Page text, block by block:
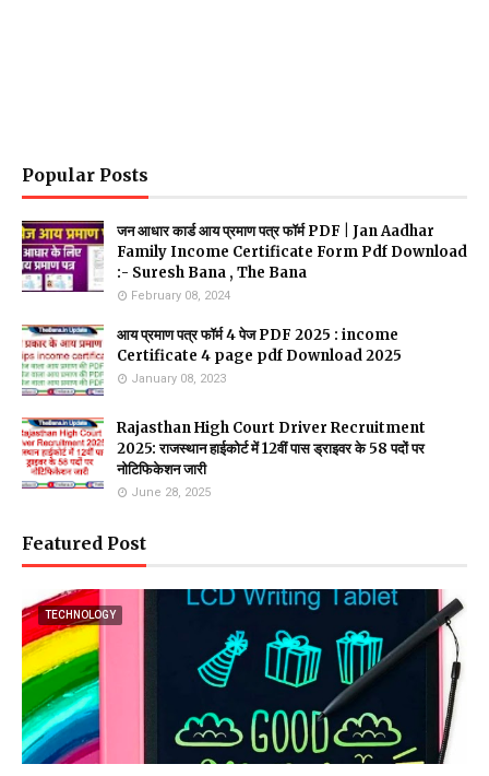
Popular Posts
जन आधार कार्ड आय प्रमाण पत्र फॉर्म PDF | Jan Aadhar
Family Income Certificate Form Pdf Download
:- Suresh Bana , The Bana
February 08, 2024
आय प्रमाण पत्र फॉर्म 4 पेज PDF 2025 : income
Certificate 4 page pdf Download 2025
January 08, 2023
Rajasthan High Court Driver Recruitment
2025: राजस्थान हाईकोर्ट में 12वीं पास ड्राइवर के 58 पदों पर
नोटिफिकेशन जारी
June 28, 2025
Featured Post
TECHNOLOGY